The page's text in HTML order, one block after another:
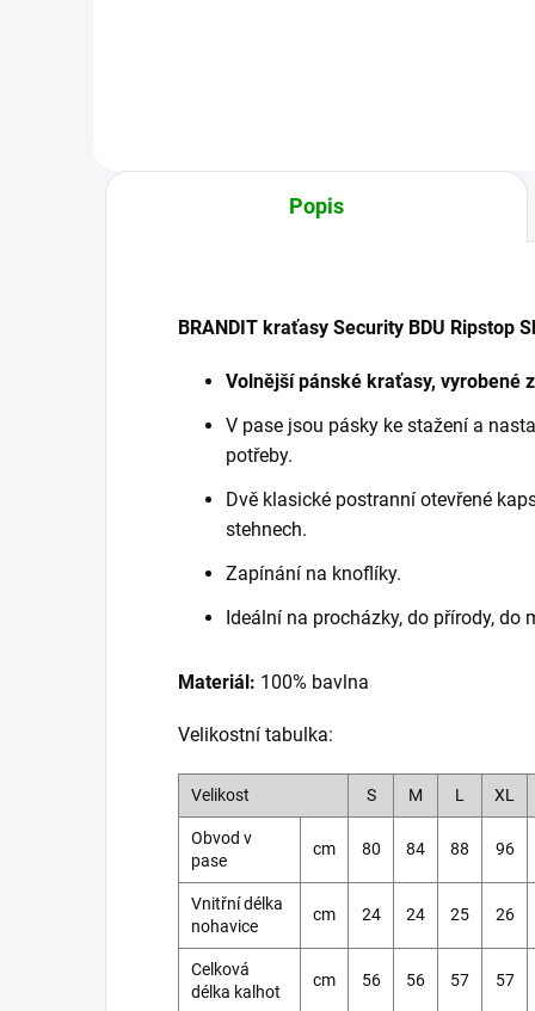
Popis
BRANDIT kraťasy Security BDU Ripstop
Volnější pánské kraťasy, vyrobené
V pase jsou pásky ke stažení a
potřeby.
Dvě klasické postranní otevřené
stehnech.
Zapínání na knoflíky.
Ideální na procházky, do přírody, do
Materiál: 100% bavlna
Velikostní tabulka:
Velikost S M L XL
Obvod v
pase
cm 80 84 88 96
Vnitřní délka
nohavice
cm 24 24 25 26
Celková
délka kalhot
cm 56 56 57 57